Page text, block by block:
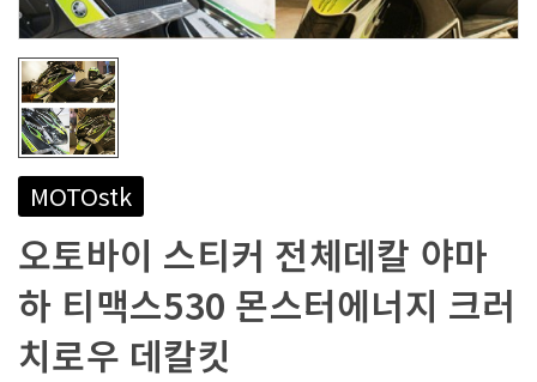
MOTOstk
오토바이 스티커 전체데칼 야마
하 티맥스530 몬스터에너지 크러
치로우 데칼킷